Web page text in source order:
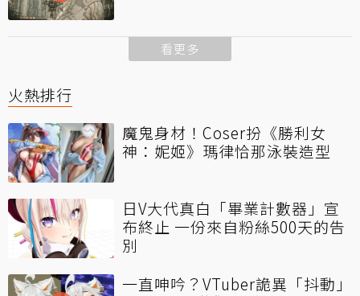
看更多
火熱排行
魔鬼身材！Coser扮《勝利女
神：妮姬》瑪律恰那泳裝造型
日V大代真白「畢業計數器」宣
布終止 一份來自粉絲500天的告
別
一直呻吟？VTuber詭異「抖動」